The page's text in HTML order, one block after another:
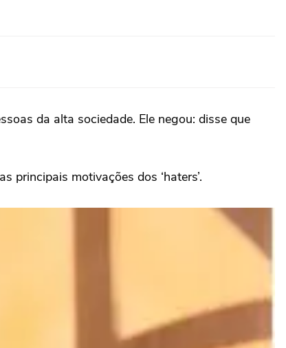
da alta sociedade. Ele negou: disse que
principais motivações dos ‘haters’.